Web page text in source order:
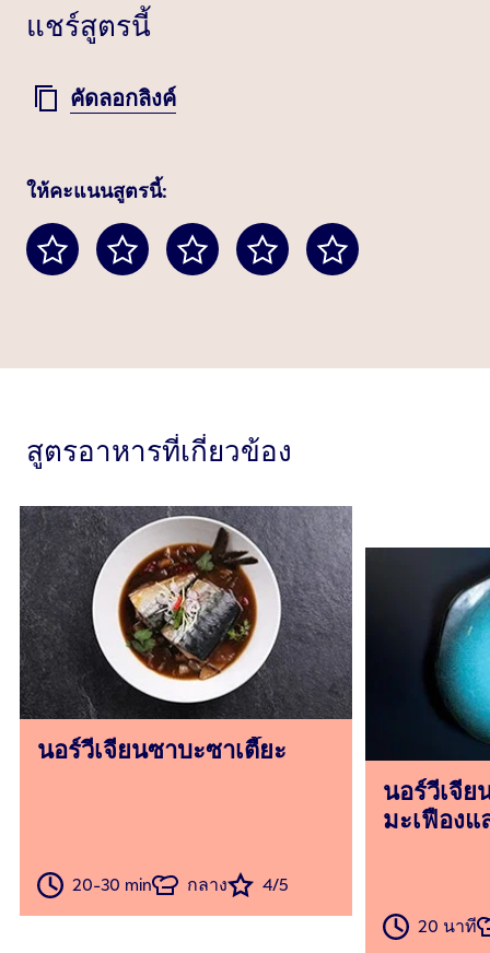
แชร์สูตรนี้
คัดลอกลิงค์
ให้คะแนนสูตรนี้:
สูตรอาหารที่เกี่ยวข้อง
นอร์วีเจียนซาบะซาเตี๊ยะ
20-30 min กลาง 4/5
นอร์วีเจีย
มะเฟือง
20 นาที